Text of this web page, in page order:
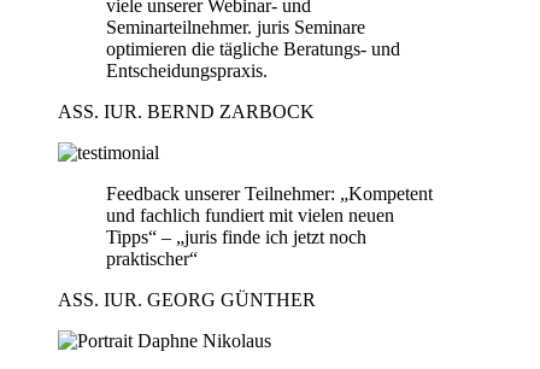
viele unserer Webinar- und
Seminarteilnehmer. juris Seminare
optimieren die tägliche Beratungs- und
Entscheidungspraxis.
ASS. IUR. BERND ZARBOCK
Feedback unserer Teilnehmer: „Kompetent
und fachlich fundiert mit vielen neuen
Tipps“ – „juris finde ich jetzt noch
praktischer“
ASS. IUR. GEORG GÜNTHER